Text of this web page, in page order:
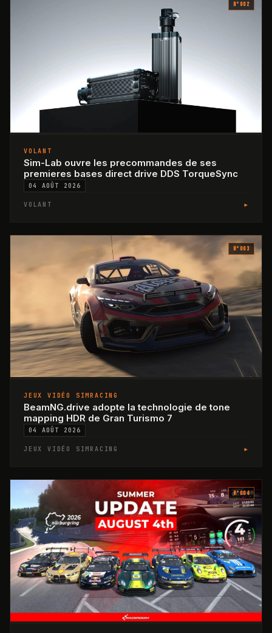
N°002
VOLANT
Sim-Lab ouvre les precommandes de ses
premieres bases direct drive DDS TorqueSync
04 AOÛT 2026
VOLANT ▸
N°003
JEUX VIDÉO SIMRACING
BeamNG.drive adopte la technologie de tone
mapping HDR de Gran Turismo 7
04 AOÛT 2026
JEUX VIDÉO SIMRACING ▸
N°004